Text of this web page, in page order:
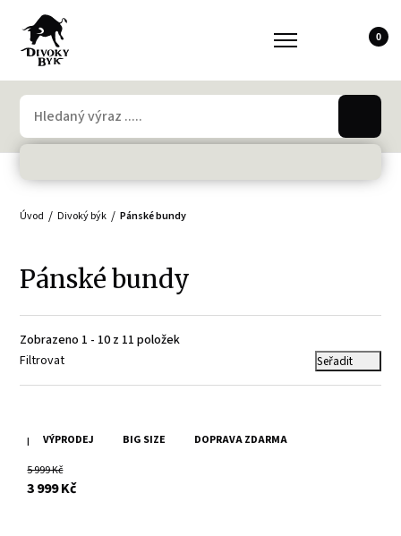
0
Úvod Divoký býk Pánské bundy
Pánské bundy
Zobrazeno 1 - 10 z 11 položek
Filtrovat
Seřadit
VÝPRODEJ BIG SIZE DOPRAVA ZDARMA
Pánská šedá kožená bunda Divoký býk Ismael
5 999 Kč
3 999 Kčs DPH